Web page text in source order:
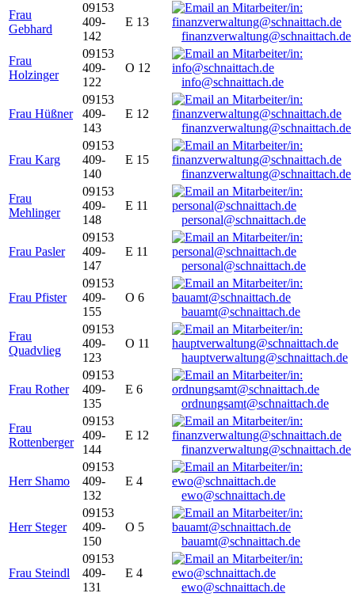
Frau
Gebhard
09153
409-
142
E 13
finanzverwaltung@schnaittach.de
Frau
Holzinger
09153
409-
122
O 12
info@schnaittach.de
Frau Hüßner
09153
409-
143
E 12
finanzverwaltung@schnaittach.de
Frau Karg
09153
409-
140
E 15
finanzverwaltung@schnaittach.de
Frau
Mehlinger
09153
409-
148
E 11
personal@schnaittach.de
Frau Pasler
09153
409-
147
E 11
personal@schnaittach.de
Frau Pfister
09153
409-
155
O 6
bauamt@schnaittach.de
Frau
Quadvlieg
09153
409-
123
O 11
hauptverwaltung@schnaittach.de
Frau Rother
09153
409-
135
E 6
ordnungsamt@schnaittach.de
Frau
Rottenberger
09153
409-
144
E 12
finanzverwaltung@schnaittach.de
Herr Shamo
09153
409-
132
E 4
ewo@schnaittach.de
Herr Steger
09153
409-
150
O 5
bauamt@schnaittach.de
Frau Steindl
09153
409-
131
E 4
ewo@schnaittach.de